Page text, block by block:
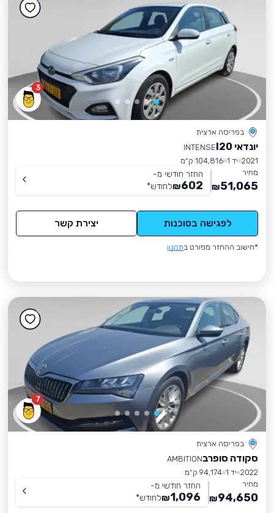
3
בפריסה ארצית
יונדאי I20
INTENSE
2021 יד 1
104,816 ק״מ
מחיר
51,065
₪
החזר חודשי מ-
602
₪לחודש*
לפגישה בסוכנות יצירת קשר
*חישוב ההחזר מפורט בתקנון
7
בפריסה ארצית
סקודה סופרבAMBITION
2022 יד 1
94,174 ק״מ
מחיר
94,650
₪
החזר חודשי מ-
1,096
₪לחודש*